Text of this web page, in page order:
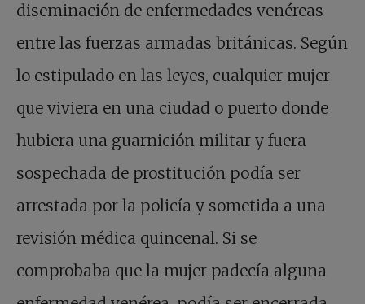
diseminación de enfermedades venéreas
entre las fuerzas armadas británicas. Según
lo estipulado en las leyes, cualquier mujer
que viviera en una ciudad o puerto donde
hubiera una guarnición militar y fuera
sospechada de prostitución podía ser
arrestada por la policía y sometida a una
revisión médica quincenal. Si se
comprobaba que la mujer padecía alguna